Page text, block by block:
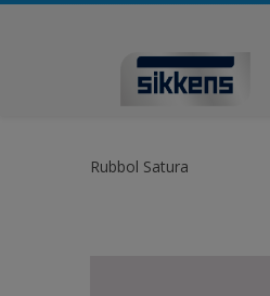
Rubbol Satura